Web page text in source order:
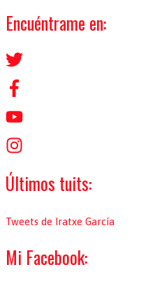
s
a
o
r
Encuéntrame en:
Últimos tuits:
Tweets de Iratxe García
Mi Facebook: